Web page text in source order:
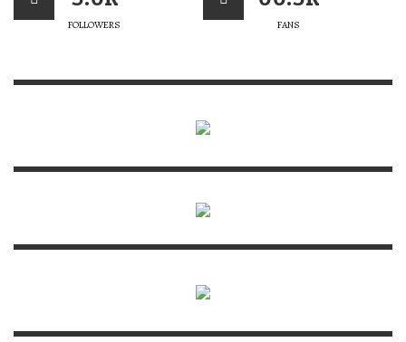
FOLLOWERS FANS